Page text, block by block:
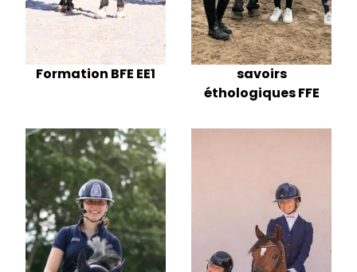
Formation BFE EE1
savoirs
éthologiques FFE